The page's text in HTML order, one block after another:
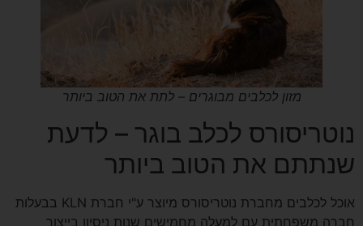
מזון לכלבים מבוגרים – לתת את הטוב ביותר
נוטריסורס לכלב בוגר – לדעת
שנתתם את הטוב ביותר
אוכל לכלבים מחברת נוטריסורס מיוצר ע"י חברת KLN בבעלות
חברה משפחתית עם למעלה מחמישים שנות ניסיון בייצור